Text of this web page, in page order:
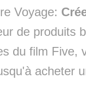
Voyage:
de produits
du film Five,
acheter